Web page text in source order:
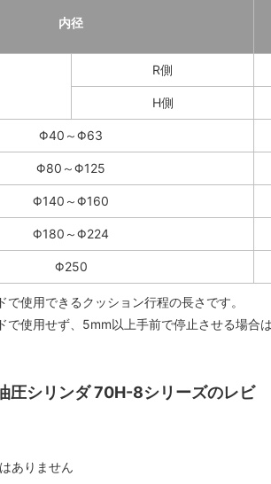
内径
R側
H側
Φ40～Φ63
Φ80～Φ125
Φ140～Φ160
Φ180～Φ224
Φ250
で使用できるクッション行程の長さです。
で使用せず、5mm以上手前で停止させる場合
圧シリンダ 70H-8シリーズのレビ
ありません